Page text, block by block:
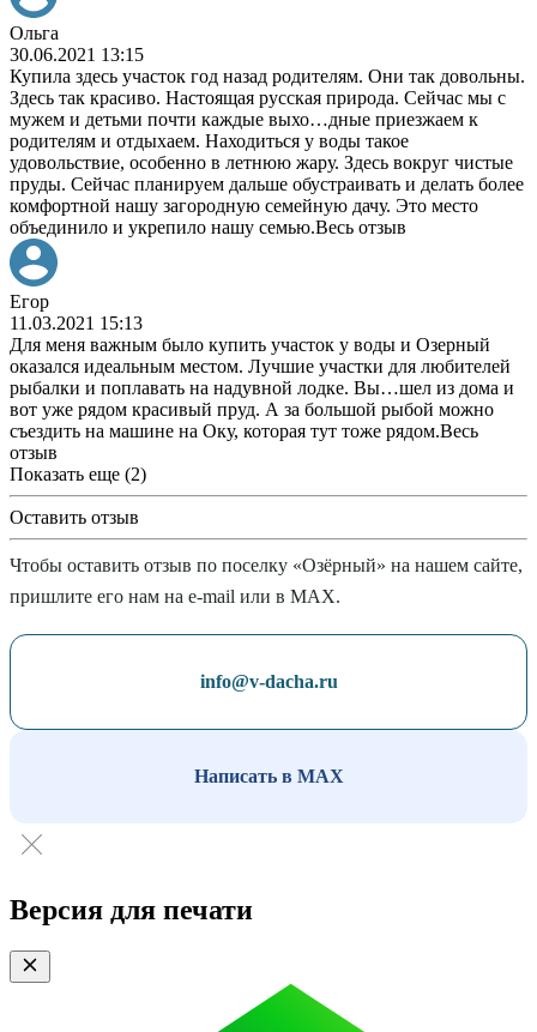
Ольга
30.06.2021 13:15
Купила здесь участок год назад родителям. Они так довольны.
Здесь так красиво. Настоящая русская природа. Сейчас мы с
мужем и детьми почти каждые выхо…дные приезжаем к
родителям и отдыхаем. Находиться у воды такое
удовольствие, особенно в летнюю жару. Здесь вокруг чистые
пруды. Сейчас планируем дальше обустраивать и делать более
комфортной нашу загородную семейную дачу. Это место
объединило и укрепило нашу семью.Весь отзыв
Егор
11.03.2021 15:13
Для меня важным было купить участок у воды и Озерный
оказался идеальным местом. Лучшие участки для любителей
рыбалки и поплавать на надувной лодке. Вы…шел из дома и
вот уже рядом красивый пруд. А за большой рыбой можно
съездить на машине на Оку, которая тут тоже рядом.Весь
отзыв
Показать еще (2)
Оставить отзыв
Чтобы оставить отзыв по поселку «Озёрный» на нашем сайте,
пришлите его нам на e-mail или в MAX.
info@v-dacha.ru
Написать в MAX
Версия для печати